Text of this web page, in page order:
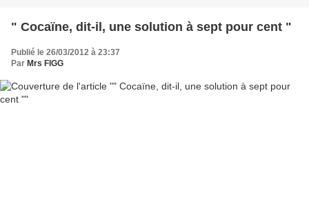
" Cocaïne, dit-il, une solution à sept pour cent "
Publié le 26/03/2012 à 23:37
Par Mrs FIGG